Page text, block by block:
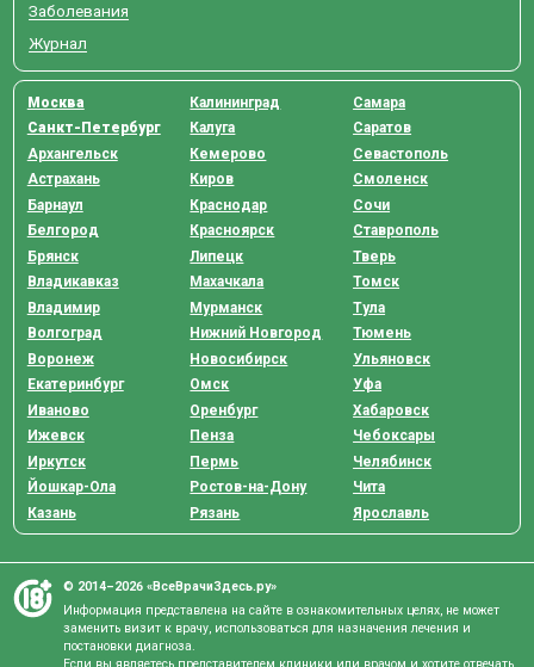
Заболевания
Журнал
Москва
Санкт-Петербург
Архангельск
Астрахань
Барнаул
Белгород
Брянск
Владикавказ
Владимир
Волгоград
Воронеж
Екатеринбург
Иваново
Ижевск
Иркутск
Йошкар-Ола
Казань
Калининград
Калуга
Кемерово
Киров
Краснодар
Красноярск
Липецк
Махачкала
Мурманск
Нижний Новгород
Новосибирск
Омск
Оренбург
Пенза
Пермь
Ростов-на-Дону
Рязань
Самара
Саратов
Севастополь
Смоленск
Сочи
Ставрополь
Тверь
Томск
Тула
Тюмень
Ульяновск
Уфа
Хабаровск
Чебоксары
Челябинск
Чита
Ярославль
© 2014–2026 «ВсеВрачиЗдесь.ру»
Информация представлена на сайте в ознакомительных целях, не может
заменить визит к врачу, использоваться для назначения лечения и
постановки диагноза.